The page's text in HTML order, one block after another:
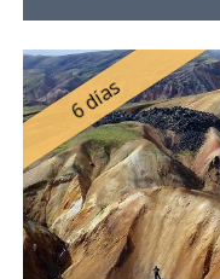
6 días